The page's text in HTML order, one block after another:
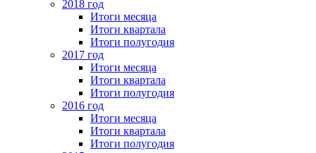
2018 год
Итоги месяца
Итоги квартала
Итоги полугодия
2017 год
Итоги месяца
Итоги квартала
Итоги полугодия
2016 год
Итоги месяца
Итоги квартала
Итоги полугодия